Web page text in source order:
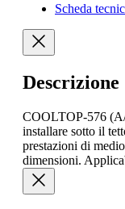
Scheda
Descrizione
COOLTOP-576
installare sotto il
prestazioni di
dimensioni.